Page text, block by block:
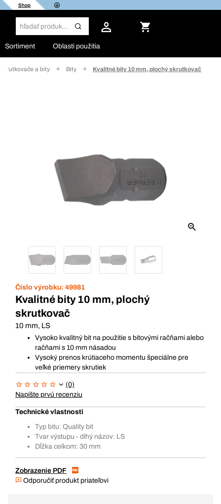
Shop
Sortiment Oblasti použitia
Skrutkovače a bity Bity Kvalitné bity 10 mm, plochý skrutkovač
Číslo výrobku: 49981
Kvalitné bity 10 mm, plochý
skrutkovač
10 mm, LS
Vysoko kvalitný bit na použitie s bitovými račňami alebo
račňami s 10 mm násadou
Vysoký prenos krútiaceho momentu špeciálne pre
veľké priemery skrutiek
(0)
Napíšte prvú recenziu
Technické vlastnosti
Typ bitu: Quality bit
Tvar výstupu - dlhý názov: LS
Dĺžka celkom: 30 mm
Zobrazenie PDF
Odporučiť produkt priateľovi